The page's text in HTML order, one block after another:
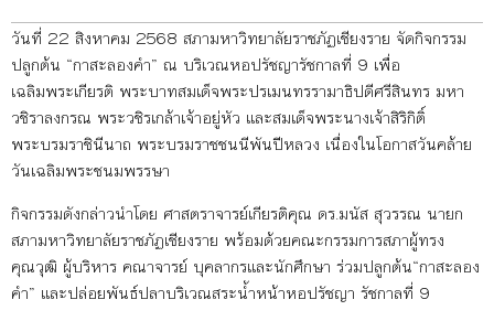
วันที่ 22 สิงหาคม 2568 สภามหาวิทยาลัยราชภัฏเชียงราย จัดกิจกรรม
ปลูกต้น “กาสะลองคำ” ณ บริเวณหอปรัชญารัชกาลที่ 9 เพื่อ
เฉลิมพระเกียรติ พระบาทสมเด็จพระปรเมนทรรามาธิปดีศรีสินทร มหา
วชิราลงกรณ พระวชิรเกล้าเจ้าอยู่หัว และสมเด็จพระนางเจ้าสิริกิติ์
พระบรมราชินีนาถ พระบรมราชชนนีพันปีหลวง เนื่องในโอกาสวันคล้าย
วันเฉลิมพระชนมพรรษา
กิจกรรมดังกล่าวนำโดย ศาสตราจารย์เกียรติคุณ ดร.มนัส สุวรรณ นายก
สภามหาวิทยาลัยราชภัฏเชียงราย พร้อมด้วยคณะกรรมการสภาผู้ทรง
คุณวุฒิ ผู้บริหาร คณาจารย์ บุคลากรและนักศึกษา ร่วมปลูกต้น“กาสะลอง
คำ” และปล่อยพันธ์ปลาบริเวณสระน้ำหน้าหอปรัชญา รัชกาลที่ 9